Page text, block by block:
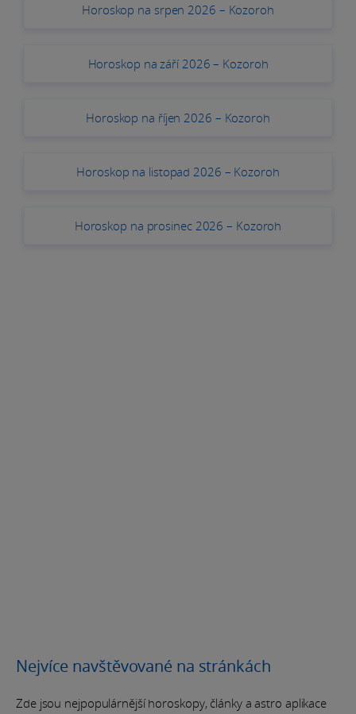
Horoskop na srpen 2026 – Kozoroh
Horoskop na září 2026 – Kozoroh
Horoskop na říjen 2026 – Kozoroh
Horoskop na listopad 2026 – Kozoroh
Horoskop na prosinec 2026 – Kozoroh
Nejvíce navštěvované na stránkách
Zde jsou nejpopulárnější horoskopy, články a astro aplikace